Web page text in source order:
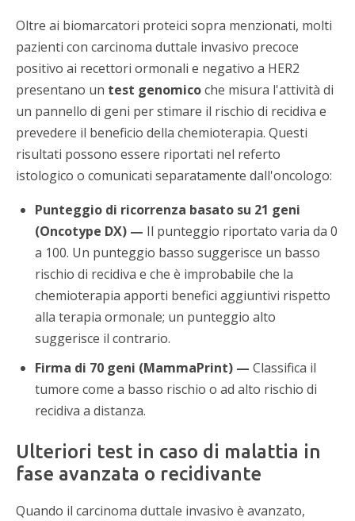
Oltre ai biomarcatori proteici sopra menzionati, molti
pazienti con carcinoma duttale invasivo precoce
positivo ai recettori ormonali e negativo a HER2
presentano un test genomicoche misura l'attività di
un pannello di geni per stimare il rischio di recidiva e
prevedere il beneficio della chemioterapia. Questi
risultati possono essere riportati nel referto
istologico o comunicati separatamente dall'oncologo:
Punteggio di ricorrenza basato su 21 geni
(Oncotype DX) — Il punteggio riportato varia da 0
a 100. Un punteggio basso suggerisce un basso
rischio di recidiva e che è improbabile che la
chemioterapia apporti benefici aggiuntivi rispetto
alla terapia ormonale; un punteggio alto
suggerisce il contrario.
Firma di 70 geni (MammaPrint) — Classifica il
tumore come a basso rischio o ad alto rischio di
recidiva a distanza.
Ulteriori test in caso di malattia in
fase avanzata o recidivante
Quando il carcinoma duttale invasivo è avanzato,